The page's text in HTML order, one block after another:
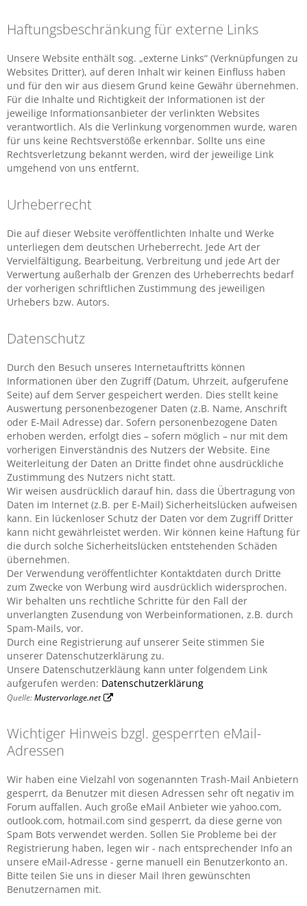
Haftungsbeschränkung für externe Links
Unsere Website enthält sog. „externe Links“ (Verknüpfungen zu
Websites Dritter), auf deren Inhalt wir keinen Einfluss haben
und für den wir aus diesem Grund keine Gewähr übernehmen.
Für die Inhalte und Richtigkeit der Informationen ist der
jeweilige Informationsanbieter der verlinkten Websites
verantwortlich. Als die Verlinkung vorgenommen wurde, waren
für uns keine Rechtsverstöße erkennbar. Sollte uns eine
Rechtsverletzung bekannt werden, wird der jeweilige Link
umgehend von uns entfernt.
Urheberrecht
Die auf dieser Website veröffentlichten Inhalte und Werke
unterliegen dem deutschen Urheberrecht. Jede Art der
Vervielfältigung, Bearbeitung, Verbreitung und jede Art der
Verwertung außerhalb der Grenzen des Urheberrechts bedarf
der vorherigen schriftlichen Zustimmung des jeweiligen
Urhebers bzw. Autors.
Datenschutz
Durch den Besuch unseres Internetauftritts können
Informationen über den Zugriff (Datum, Uhrzeit, aufgerufene
Seite) auf dem Server gespeichert werden. Dies stellt keine
Auswertung personenbezogener Daten (z.B. Name, Anschrift
oder E-Mail Adresse) dar. Sofern personenbezogene Daten
erhoben werden, erfolgt dies – sofern möglich – nur mit dem
vorherigen Einverständnis des Nutzers der Website. Eine
Weiterleitung der Daten an Dritte findet ohne ausdrückliche
Zustimmung des Nutzers nicht statt.
Wir weisen ausdrücklich darauf hin, dass die Übertragung von
Daten im Internet (z.B. per E-Mail) Sicherheitslücken aufweisen
kann. Ein lückenloser Schutz der Daten vor dem Zugriff Dritter
kann nicht gewährleistet werden. Wir können keine Haftung für
die durch solche Sicherheitslücken entstehenden Schäden
übernehmen.
Der Verwendung veröffentlichter Kontaktdaten durch Dritte
zum Zwecke von Werbung wird ausdrücklich widersprochen.
Wir behalten uns rechtliche Schritte für den Fall der
unverlangten Zusendung von Werbeinformationen, z.B. durch
Spam-Mails, vor.
Durch eine Registrierung auf unserer Seite stimmen Sie
unserer Datenschutzerklärung zu.
Unsere Datenschutzerkläung kann unter folgendem Link
aufgerufen werden: Datenschutzerklärung
Quelle:Mustervorlage.net
Wichtiger Hinweis bzgl. gesperrten eMail-
Adressen
Wir haben eine Vielzahl von sogenannten Trash-Mail Anbietern
gesperrt, da Benutzer mit diesen Adressen sehr oft negativ im
Forum auffallen. Auch große eMail Anbieter wie yahoo.com,
outlook.com, hotmail.com sind gesperrt, da diese gerne von
Spam Bots verwendet werden. Sollen Sie Probleme bei der
Registrierung haben, legen wir - nach entsprechender Info an
unsere eMail-Adresse - gerne manuell ein Benutzerkonto an.
Bitte teilen Sie uns in dieser Mail Ihren gewünschten
Benutzernamen mit.